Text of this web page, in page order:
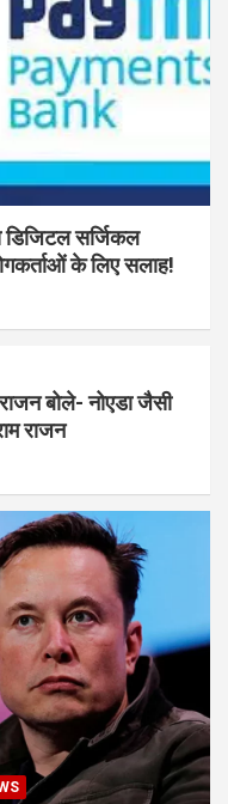
सर्जिकल
के लिए सलाह!
बोले- नोएडा जैसी
राजन